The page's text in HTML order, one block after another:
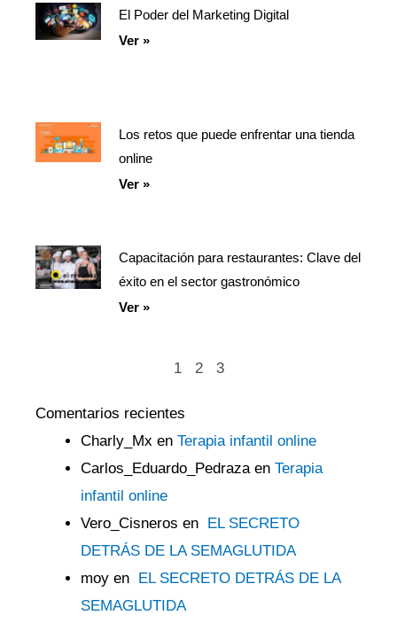
El Poder del Marketing Digital
Ver »
Los retos que puede enfrentar una tienda
online
Ver »
Capacitación para restaurantes: Clave del
éxito en el sector gastronómico
Ver »
1 2 3
Comentarios recientes
Charly_Mx en Terapia infantil online
Carlos_Eduardo_Pedraza en Terapia
infantil online
Vero_Cisneros en EL SECRETO
DETRÁS DE LA SEMAGLUTIDA
moy en EL SECRETO DETRÁS DE LA
SEMAGLUTIDA